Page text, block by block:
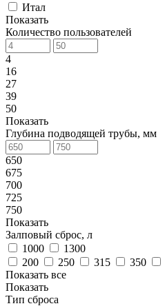
Итал
Показать
Количество пользователей
4
16
27
39
50
Показать
Глубина подводящей трубы, мм
650
675
700
725
750
Показать
Залповый сброс, л
1000
1300
200
250 315 350
Показать все
Показать
Тип сброса